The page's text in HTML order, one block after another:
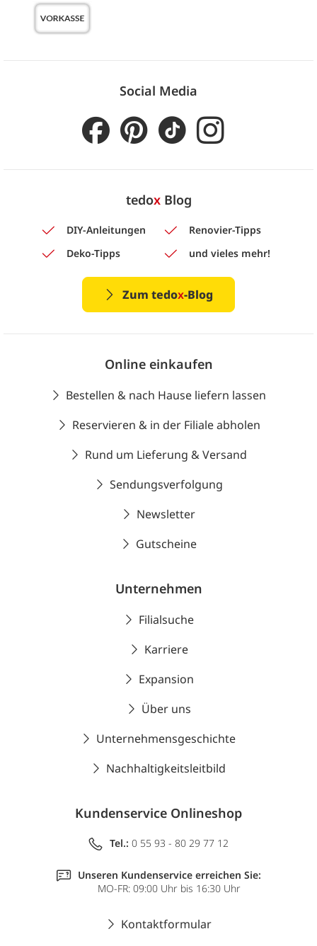
Social Media
tedoxBlog
DIY-Anleitungen
Renovier-Tipps
Deko-Tipps
und vieles mehr!
Zum tedox-Blog
Online einkaufen
Bestellen & nach Hause liefern lassen
Reservieren & in der Filiale abholen
Rund um Lieferung & Versand
Sendungsverfolgung
Newsletter
Gutscheine
Unternehmen
Filialsuche
Karriere
Expansion
Über uns
Unternehmensgeschichte
Nachhaltigkeitsleitbild
Kundenservice Onlineshop
Tel.: 0 55 93 - 80 29 77 12
Unseren Kundenservice erreichen Sie:
MO-FR: 09:00 Uhr bis 16:30 Uhr
Kontaktformular